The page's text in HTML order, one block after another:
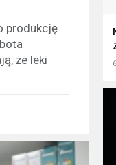
produkcję
że leki